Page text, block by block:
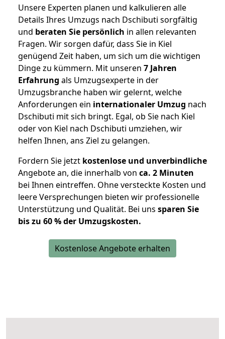
Unsere Experten planen und kalkulieren alle
Details Ihres Umzugs nach Dschibuti sorgfältig
und beraten Sie persönlich in allen relevanten
Fragen. Wir sorgen dafür, dass Sie in Kiel
genügend Zeit haben, um sich um die wichtigen
Dinge zu kümmern. Mit unseren 7 Jahren
Erfahrung als Umzugsexperte in der
Umzugsbranche haben wir gelernt, welche
Anforderungen ein internationaler Umzug nach
Dschibuti mit sich bringt. Egal, ob Sie nach Kiel
oder von Kiel nach Dschibuti umziehen, wir
helfen Ihnen, ans Ziel zu gelangen.
Fordern Sie jetzt kostenlose und unverbindliche
Angebote an, die innerhalb von ca. 2 Minuten
bei Ihnen eintreffen. Ohne versteckte Kosten und
leere Versprechungen bieten wir professionelle
Unterstützung und Qualität. Bei uns sparen Sie
bis zu 60 % der Umzugskosten.
Kostenlose Angebote erhalten